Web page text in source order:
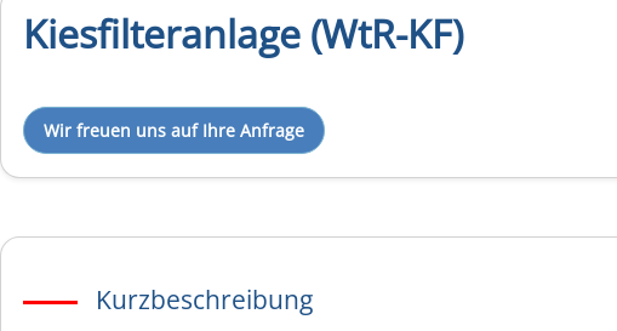
Kiesfilteranlage (WtR-KF)
Wir freuen uns auf Ihre Anfrage
Kurzbeschreibung